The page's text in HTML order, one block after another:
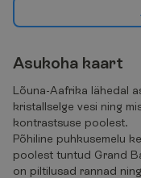
Asukoha kaart
Lõuna-Aafrika lähedal
kristallselge vesi ning
kontrastsuse poolest.
Põhiline puhkusemelu
poolest tuntud Grand
on piltilusad rannad